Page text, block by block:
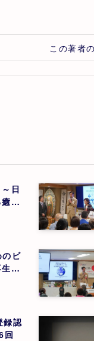
この著者
日
ビ
の
エ
認
回